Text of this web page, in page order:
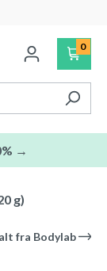
0
→
g)
fra Bodylab